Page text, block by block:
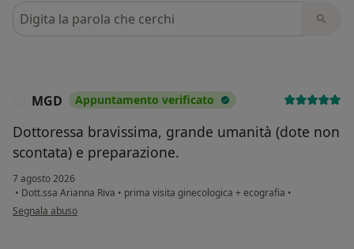
Cerca nelle recensioni
MGD Appuntamento verificato
Dottoressa bravissima, grande umanità (dote non
scontata) e preparazione.
7 agosto 2026
• Dott.ssa Arianna Riva • prima visita ginecologica + ecografia •
secondo l'opinione dell'utente MGD
Segnala abuso